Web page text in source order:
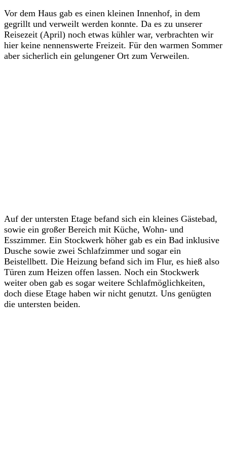
Vor dem Haus gab es einen kleinen Innenhof, in dem
gegrillt und verweilt werden konnte. Da es zu unserer
Reisezeit (April) noch etwas kühler war, verbrachten wir
hier keine nennenswerte Freizeit. Für den warmen Sommer
aber sicherlich ein gelungener Ort zum Verweilen.
Auf der untersten Etage befand sich ein kleines Gästebad,
sowie ein großer Bereich mit Küche, Wohn- und
Esszimmer. Ein Stockwerk höher gab es ein Bad inklusive
Dusche sowie zwei Schlafzimmer und sogar ein
Beistellbett. Die Heizung befand sich im Flur, es hieß also
Türen zum Heizen offen lassen. Noch ein Stockwerk
weiter oben gab es sogar weitere Schlafmöglichkeiten,
doch diese Etage haben wir nicht genutzt. Uns genügten
die untersten beiden.